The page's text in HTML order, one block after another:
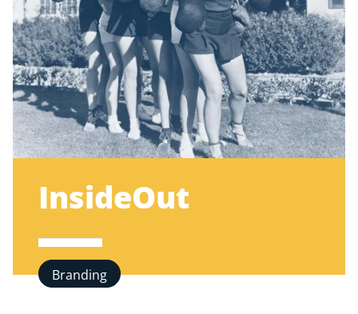
InsideOut
Branding